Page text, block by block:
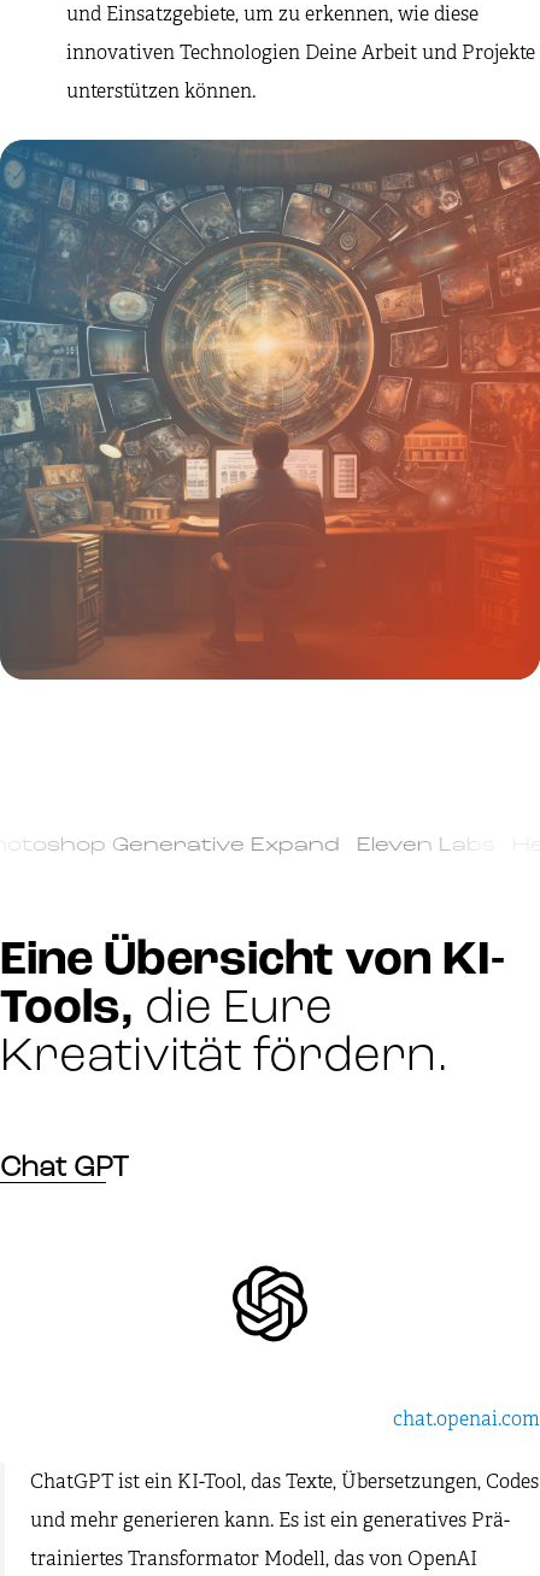
und Einsatzgebiete, um zu erkennen, wie diese
innovativen Technologien Deine Arbeit und Projekte
unterstützen können.
Generative Expand Eleven Labs
Eine Übersicht von KI-
Tools, die Eure
Kreativität fördern.
Chat GPT
chat.openai.com
ChatGPT ist ein KI-Tool, das Texte, Übersetzungen, Codes
und mehr generieren kann. Es ist ein generatives Prä-
trainiertes Transformator Modell, das von OpenAI